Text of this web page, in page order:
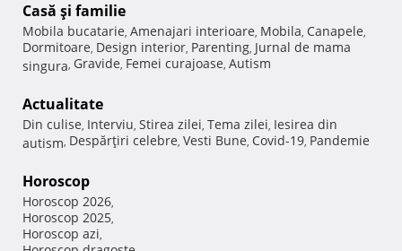
Casă şi familie
Mobila bucatarie, Amenajari interioare, Mobila, Canapele,
Dormitoare, Design interior, Parenting, Jurnal de mama
singura, Gravide, Femei curajoase, Autism
Actualitate
Din culise, Interviu, Stirea zilei, Tema zilei, Iesirea din
autism, Despărţiri celebre, Vesti Bune, Covid-19, Pandemie
Horoscop
Horoscop 2026,
Horoscop 2025,
Horoscop azi,